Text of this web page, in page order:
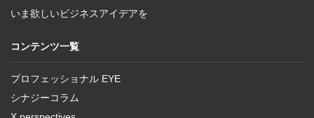
いま欲しいビジネスアイデアを
コンテンツ一覧
プロフェッショナル EYE
シナジーコラム